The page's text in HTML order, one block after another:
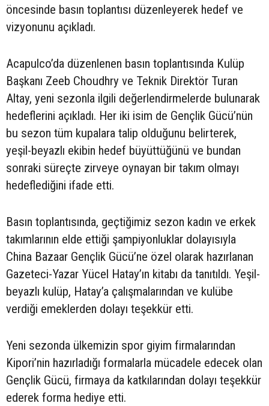
öncesinde basın toplantısı düzenleyerek hedef ve
vizyonunu açıkladı.
Acapulco’da düzenlenen basın toplantısında Kulüp
Başkanı Zeeb Choudhry ve Teknik Direktör Turan
Altay, yeni sezonla ilgili değerlendirmelerde bulunarak
hedeflerini açıkladı. Her iki isim de Gençlik Gücü’nün
bu sezon tüm kupalara talip olduğunu belirterek,
yeşil-beyazlı ekibin hedef büyüttüğünü ve bundan
sonraki süreçte zirveye oynayan bir takım olmayı
hedeflediğini ifade etti.
Basın toplantısında, geçtiğimiz sezon kadın ve erkek
takımlarının elde ettiği şampiyonluklar dolayısıyla
China Bazaar Gençlik Gücü’ne özel olarak hazırlanan
Gazeteci-Yazar Yücel Hatay’ın kitabı da tanıtıldı. Yeşil-
beyazlı kulüp, Hatay’a çalışmalarından ve kulübe
verdiği emeklerden dolayı teşekkür etti.
Yeni sezonda ülkemizin spor giyim firmalarından
Kipori’nin hazırladığı formalarla mücadele edecek olan
Gençlik Gücü, firmaya da katkılarından dolayı teşekkür
ederek forma hediye etti.